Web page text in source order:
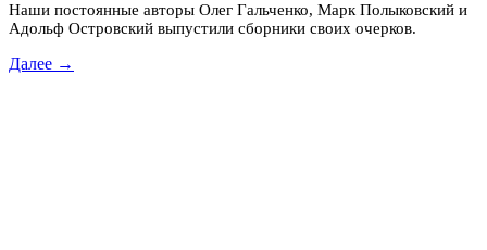
Наши постоянные авторы Олег Гальченко, Марк Полыковский и
Адольф Островский выпустили сборники своих очерков.
Далее →